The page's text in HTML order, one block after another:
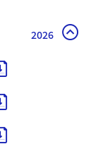
2026